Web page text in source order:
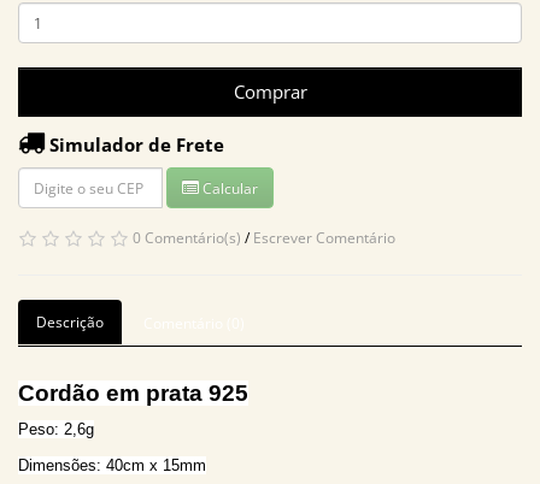
Comprar
Simulador de Frete
Calcular
0 Comentário(s) /Escrever Comentário
Descrição
Cordão em prata 925
Peso: 2,6g
Dimensões: 40cm x 15mm